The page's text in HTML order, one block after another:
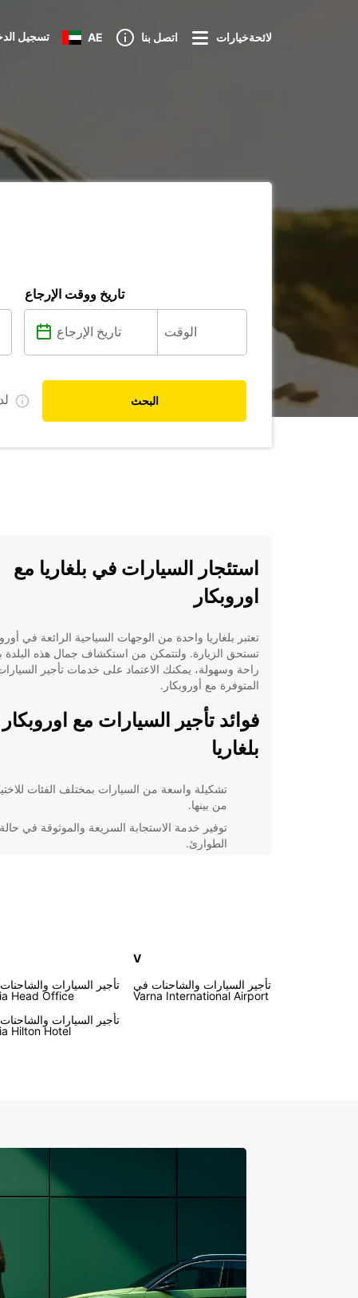
تسجيل AE اتصل بنا لائحةخيارات
تاريخ ووقت الإرجاع
البحث
استئجار السيارات في بلغاريا مع
اوروبكار
تعتبر بلغاريا واحدة من الوجهات السياحية الرائعة في
تستحق الزيارة. ولتتمكن من استكشاف جمال هذه البلدة
راحة وسهولة، يمكنك الاعتماد على خدمات تأجير
المتوفرة مع أوروبكار.
فوائد تأجير السيارات مع
بلغاريا
تشكيلة واسعة من السيارات بمختلف الفئات
من بينها.
توفير خدمة الاستجابة السريعة والموثوقة في حالة
الطوارئ.
ومريحة دون عناء. احجز اليوم واستمتع برحلتك بكامل
تأجير السيارات
Head Office
تأجير السيارات
Hilton Hotel
V
تأجير السيارات والشاحنات في
Varna International Airport